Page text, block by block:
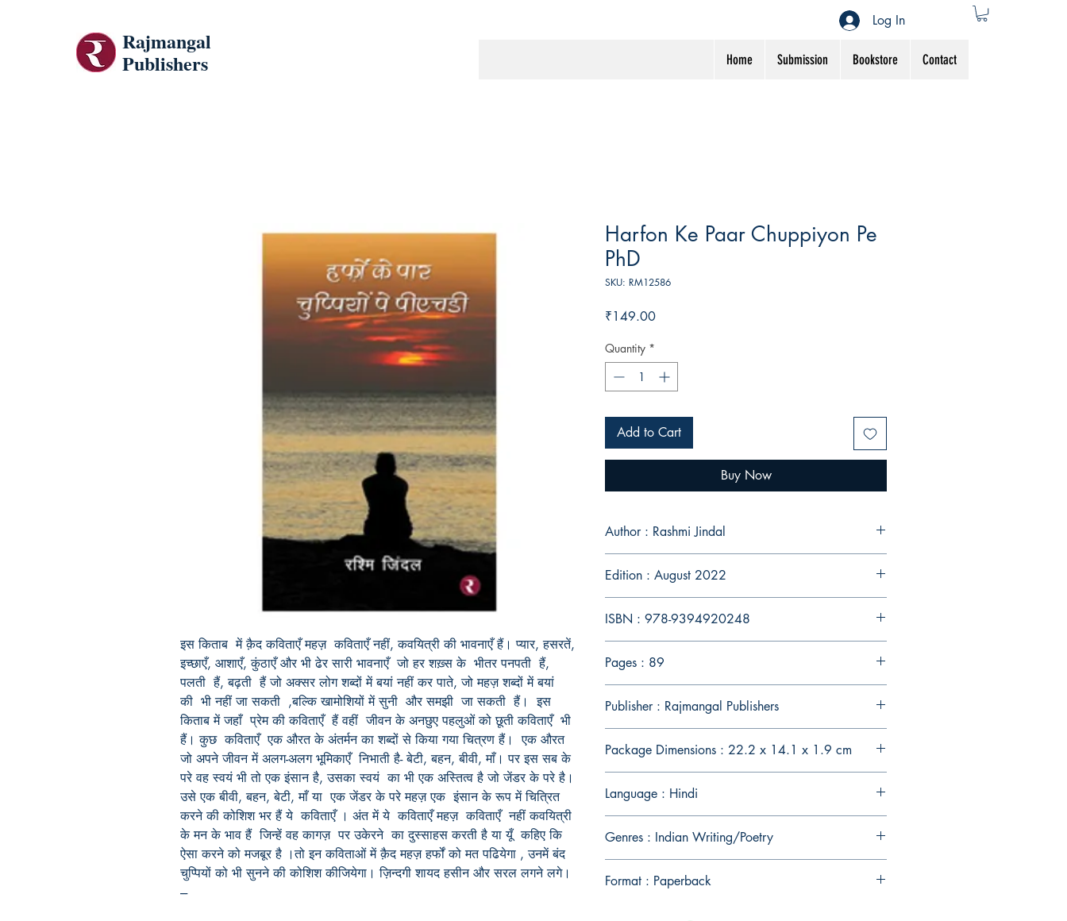
Rajmangal
Publishers
Home Submission Bookstore Contact
Log In
इस किताब में क़ैद कविताएँ महज़ कविताएँ नहीं, कवयित्री की भावनाएँ हैं। प्यार, हसरतें,
इच्छाएँ, आशाएँ, कुंठाएँ और भी ढेर सारी भावनाएँ जो हर शख़्स के भीतर पनपती हैं,
पलती हैं, बढ़ती हैं जो अक्सर लोग शब्दों में बयां नहीं कर पाते, जो महज़ शब्दों में बयां
की भी नहीं जा सकती ,बल्कि खामोशियों में सुनी और समझी जा सकती हैं। इस
किताब में जहाँ प्रेम की कविताएँ हैं वहीं जीवन के अनछुए पहलुओं को छूती कविताएँ भी
हैं। कुछ कविताएँ एक औरत के अंतर्मन का शब्दों से किया गया चित्रण हैं। एक औरत
जो अपने जीवन में अलग-अलग भूमिकाएँ निभाती है- बेटी, बहन, बीवी, माँ। पर इस सब के
परे वह स्वयं भी तो एक इंसान है, उसका स्वयं का भी एक अस्तित्व है जो जेंडर के परे है।
उसे एक बीवी, बहन, बेटी, माँ या एक जेंडर के परे महज़ एक इंसान के रूप में चित्रित
करने की कोशिश भर हैं ये कविताएँ । अंत में ये कविताएँ महज़ कविताएँ नहीं कवयित्री
के मन के भाव हैं जिन्हें वह कागज़ पर उकेरने का दुस्साहस करती है या यूँ कहिए कि
ऐसा करने को मजबूर है ।तो इन कविताओं में क़ैद महज़ हर्फों को मत पढियेगा , उनमें बंद
चुप्पियों को भी सुनने की कोशिश कीजियेगा। ज़िन्दगी शायद हसीन और सरल लगने लगे।
---
Harfon Ke Paar Chuppiyon Pe
PhD
SKU: RM12586
₹149.00Price
Quantity *
Add to Cart
Buy Now
Author : Rashmi Jindal
Edition : August 2022
ISBN : 978-9394920248
Pages : 89
Publisher : Rajmangal Publishers
Package Dimensions : 22.2 x 14.1 x 1.9 cm
Language : Hindi
Genres : Indian Writing/Poetry
Format : Paperback